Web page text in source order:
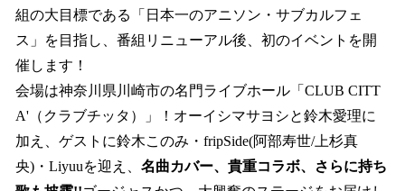
組の大目標である「日本一のアニソン・サブカルフェ
ス」を目指し、番組リニューアル後、初のイベントを開
催します！
会場は神奈川県川崎市の名門ライブホール「CLUB CITT
A'（クラブチッタ）」！オーイシマサヨシと鈴木愛理に
加え、ゲストに鈴木このみ・fripSide(阿部寿世/上杉真
央)・Liyuuを迎え、 名曲カバー、貴重コラボ、さらに持ち